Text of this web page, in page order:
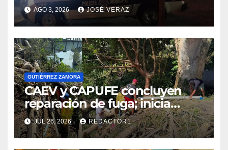
de Gutiérrez Zamora
AGO 3, 2026 JOSÉ VERAZ
GUTIÉRREZ ZAMORA
CAEV y CAPUFE concluyen
reparación de fuga; inicia
restablecimiento gradual del
servicio de agua en Gutiérrez
Zamora
JUL 26, 2026 REDACTOR1